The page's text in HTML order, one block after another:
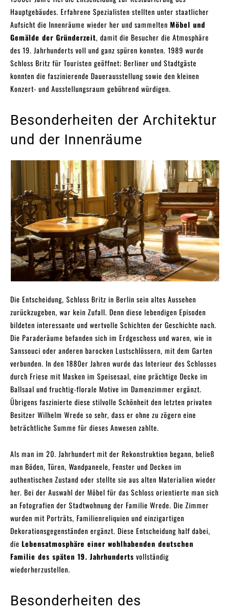
Hauptgebäudes. Erfahrene Spezialisten stellten unter staatlicher
Aufsicht die Innenräume wieder her und sammelten Möbel und
Gemälde der Gründerzeit, damit die Besucher die Atmosphäre
des 19. Jahrhunderts voll und ganz spüren konnten. 1989 wurde
Schloss Britz für Touristen geöffnet; Berliner und Stadtgäste
konnten die faszinierende Dauerausstellung sowie den kleinen
Konzert- und Ausstellungsraum gebührend würdigen.
Besonderheiten der Architektur
und der Innenräume
Die Entscheidung, Schloss Britz in Berlin sein altes Aussehen
zurückzugeben, war kein Zufall. Denn diese lebendigen Episoden
bildeten interessante und wertvolle Schichten der Geschichte nach.
Die Paraderäume befanden sich im Erdgeschoss und waren, wie in
Sanssouci oder anderen barocken Lustschlössern, mit dem Garten
verbunden. In den 1880er Jahren wurde das Interieur des Schlosses
durch Friese mit Masken im Speisesaal, eine prächtige Decke im
Ballsaal und fruchtig-florale Motive im Damenzimmer ergänzt.
Übrigens faszinierte diese stilvolle Schönheit den letzten privaten
Besitzer Wilhelm Wrede so sehr, dass er ohne zu zögern eine
beträchtliche Summe für dieses Anwesen zahlte.
Als man im 20. Jahrhundert mit der Rekonstruktion begann, beließ
man Böden, Türen, Wandpaneele, Fenster und Decken im
authentischen Zustand oder stellte sie aus alten Materialien wieder
her. Bei der Auswahl der Möbel für das Schloss orientierte man sich
an Fotografien der Stadtwohnung der Familie Wrede. Die Zimmer
wurden mit Porträts, Familienreliquien und einzigartigen
Dekorationsgegenständen ergänzt. Diese Entscheidung half dabei,
die Lebensatmosphäre einer wohlhabenden deutschen
Familie des späten 19. Jahrhunderts vollständig
wiederherzustellen.
Besonderheiten des